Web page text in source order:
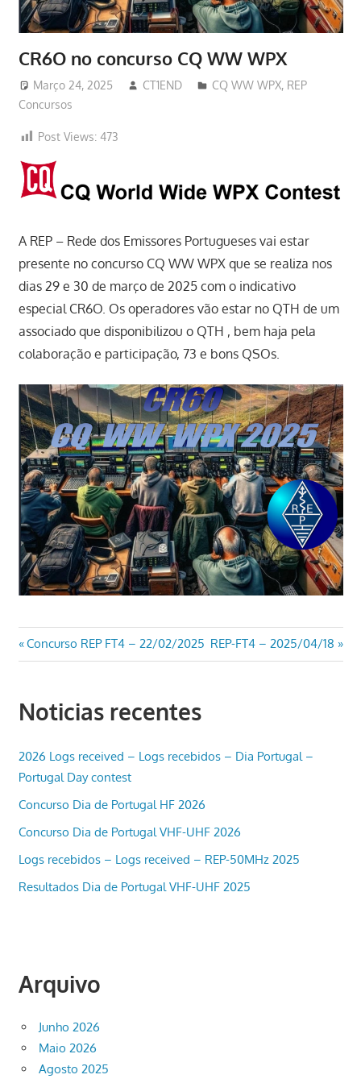
CR6O no concurso CQ WW WPX
Março 24, 2025 CT1END CQ WW WPX, REP
Concursos
Post Views: 473
A REP – Rede dos Emissores Portugueses vai estar
presente no concurso CQ WW WPX que se realiza nos
dias 29 e 30 de março de 2025 com o indicativo
especial CR6O. Os operadores vão estar no QTH de um
associado que disponibilizou o QTH , bem haja pela
colaboração e participação, 73 e bons QSOs.
Navegação
artigos
Previous
Post:
Concurso REP FT4 – 22/02/2025 Next
Post:
REP-FT4 – 2025/04/18
Noticias recentes
2026 Logs received – Logs recebidos – Dia Portugal –
Portugal Day contest
Concurso Dia de Portugal HF 2026
Concurso Dia de Portugal VHF-UHF 2026
Logs recebidos – Logs received – REP-50MHz 2025
Resultados Dia de Portugal VHF-UHF 2025
Arquivo
Junho 2026
Maio 2026
Agosto 2025